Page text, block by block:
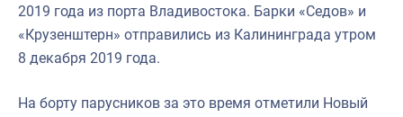
2019 года из порта Владивостока. Барки «Седов» и
«Крузенштерн» отправились из Калининграда утром
8 декабря 2019 года.
На борту парусников за это время отметили Новый